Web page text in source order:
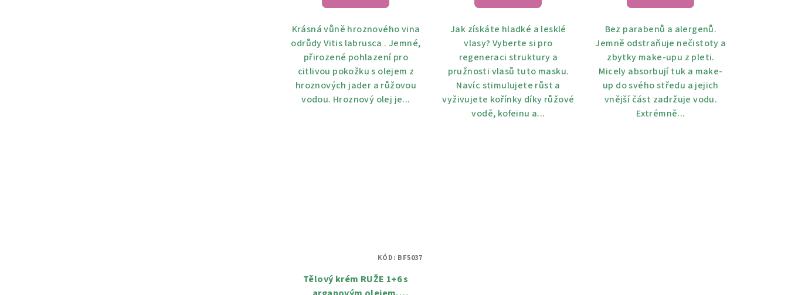
Krásná vůně hroznového vina
odrůdy Vitis labrusca . Jemné,
přirozené pohlazení pro
citlivou pokožku s olejem z
hroznových jader a růžovou
vodou. Hroznový olej je...
Jak získáte hladké a lesklé
vlasy? Vyberte si pro
regeneraci struktury a
pružnosti vlasů tuto masku.
Navíc stimulujete růst a
vyživujete kořínky díky růžové
vodě, kofeinu a...
Bez parabenů a alergenů.
Jemně odstraňuje nečistoty a
zbytky make-upu z pleti.
Micely absorbují tuk a make-
up do svého středu a jejich
vnější část zadržuje vodu.
Extrémně...
Tělový krém RUŽE 1+6 s
KÓD: BF5037